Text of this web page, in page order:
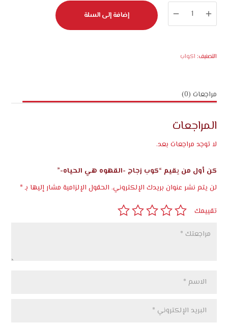
كوب
هي
إضافة إلى السلة
التصنيف: اكواب
مراجعات (0)
المراجعات
لا توجد مراجعات بعد.
كن أول من يقيم “كوب زجاج -القهوه هي الحياه-”
لن يتم نشر عنوان بريدك الإلكتروني. الحقول الإلزامية مشار إليها بـ*
تقييمك